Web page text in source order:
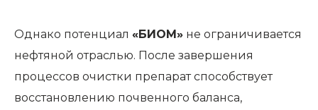
Однако потенциал «БИОМ» не ограничивается
нефтяной отраслью. После завершения
процессов очистки препарат способствует
восстановлению почвенного баланса,